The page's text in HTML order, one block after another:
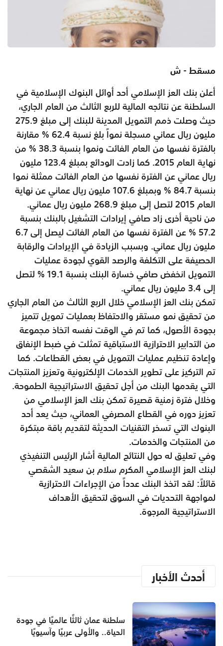
مسقط - ش
أعلن بنك العز الإسلامي أحد أوائل البنوك الإسلامية في
السلطنة عن نتائجه المالية للربع الثالث من العام الجاري،
حيث وصلت ذمم التمويل المدينة للبنك إلى مبلغ 275.9
مليون ريال عماني مسجلة نمواً بلغ نسبة 62.4 % مقارنة
بالفترة نفسها من العام الفائت ونموا بنسبة 38.3 % من
نهاية العام 2015. كما زادت الودائع بمبلغ 123.4 مليون
ريال عماني عن الفترة نفسها من العام الفائت ممثلة نموا
بنسبة 84.7 % وبمبلغ 107.6 مليون ريال عماني عن نهاية
العام 2015 لتصل إلى مبلغ 268.9 مليون ريال عماني.
من ناحية أخرى زاد صافي إيرادات التشغيل بالبنك بنسبة
57.2 % عن الفترة نفسها من العام الفائت ليصل إلى 6.7
مليون ريال عماني. وبسبب الزيادة في الإيرادات والرقابة
الحصيفة على التكلفة والرصد القوي لجودة عمليات
التمويل انخفض صافي خسارة البنك بنسبة 19.1 % لتصل
إلى 3.4 مليون ريال عماني.
تمكن بنك العز الإسلامي خلال الربع الثالث من العام الجاري
من تحقيق نمو مستقر والاحتفاظ بعمليات تمويل تتميز
بجودة الأصول، كما تم في الوقت نفسه اتخاذ مجموعة
من التدابير الاحترازية الاستباقية تمثلت في ضبط الإنفاق
وإعادة تنظيم عمليات التمويل في بعض القطاعات. كما
تم التركيز على تطوير الخدمات الإلكترونية وتعزيز المنتجات
التي يقدمها البنك من أجل تحقيق الاستراتيجية الطموحة.
وخلال فترة زمنية قصيرة تمكن بنك العز الإسلامي من
تعزيز دوره في القطاع المصرفي العماني، حيث يعد أحد
البنوك التي تسخر التقنيات الحديثة لتقديم باقة مبتكرة
من المنتجات والخدمات.
وفي تعليق له حول النتائج المالية أشار الرئيس التنفيذي
لبنك العز الإسلامي المكرم سلام بن سعيد الشقصي
قائلاً: لقد اتخذ البنك عدداً من الإجراءات الاحترازية
لمواجهة التحديات في السوق لتحقيق الأهداف
الاستراتيجية المرجوة.
أحدث الأخبار
سلطنة عمان ثالثًا عالميًا في جودة
الحياة.. والأولى عربيًا وآسيويًا